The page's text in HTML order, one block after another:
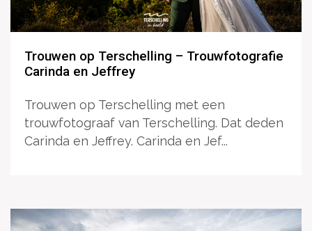
Trouwen op Terschelling – Trouwfotografie
Carinda en Jeffrey
Trouwen op Terschelling met een
trouwfotograaf van Terschelling. Dat deden
Carinda en Jeffrey. Carinda en Jef...